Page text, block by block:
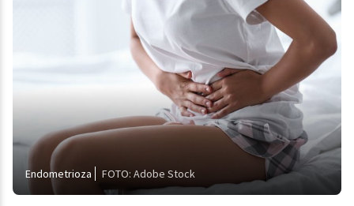
Endometrioza FOTO: Adobe Stock